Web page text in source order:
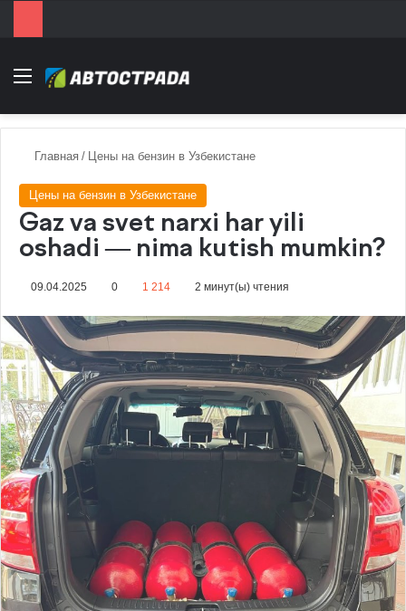
Menu
Главная / Цены на бензин в Узбекистане
Цены на бензин в Узбекистане
Gaz va svet narxi har yili
oshadi — nima kutish mumkin?
09.04.2025 0 1 214 2 минут(ы) чтения